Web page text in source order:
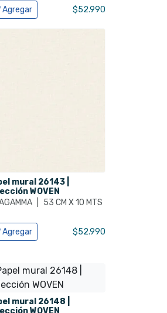
producto
Agregar $52.990
mural 26143 |
WOVEN
53 CM X 10 MTS
producto
Agregar $52.990
mural 26148 |